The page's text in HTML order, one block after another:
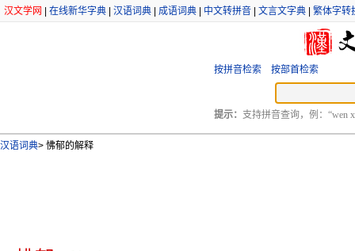
汉文学网 在线新华字典 汉语词典 成语词典 中文转拼音 文言文字典 繁体字转
按拼音检索 按部首检索
提示： 支持拼音查询，例：“wen
汉语词典> 怫郁的解释